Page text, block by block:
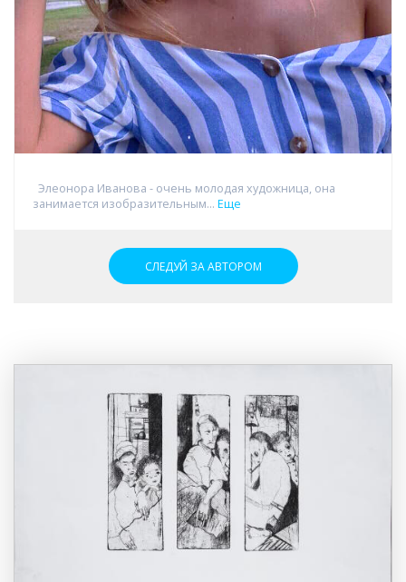
Элеонора Иванова - очень молодая художница, она
занимается изобразительным... Еще
СЛЕДУЙ ЗА АВТОРОМ